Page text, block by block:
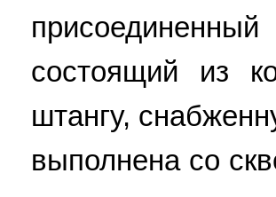
состоящий из
штангу,
выполнена со